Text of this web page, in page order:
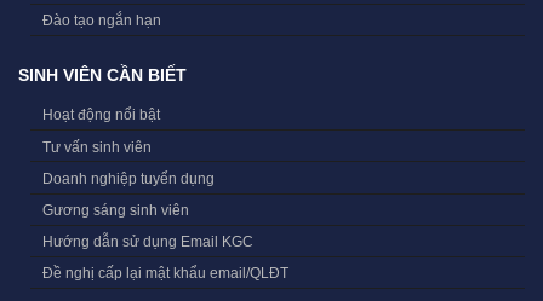
Đào tạo ngắn hạn
SINH VIÊN CẦN BIẾT
Hoạt động nổi bật
Tư vấn sinh viên
Doanh nghiệp tuyển dụng
Gương sáng sinh viên
Hướng dẫn sử dụng Email KGC
Đề nghị cấp lại mật khẩu email/QLĐT